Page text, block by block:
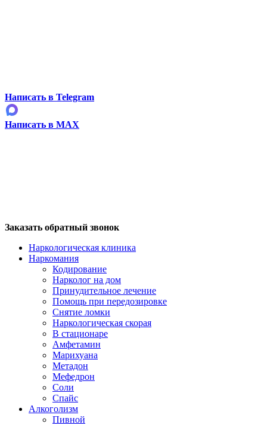
Написать в Telegram
Написать в MAX
Заказать обратный звонок
Наркологическая клиника
Наркомания
Кодирование
Нарколог на дом
Принудительное лечение
Помощь при передозировке
Снятие ломки
Наркологическая скорая
В стационаре
Амфетамин
Марихуана
Метадон
Мефедрон
Соли
Спайс
Алкоголизм
Пивной